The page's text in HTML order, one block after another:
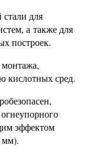
для
а также для
построек.
монтажа,
кислотных сред.
эффектом
мм).